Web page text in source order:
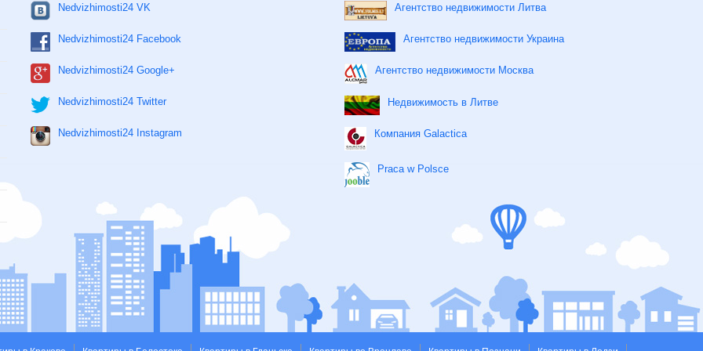
Nedvizhimosti24 VK
Nedvizhimosti24 Facebook
Nedvizhimosti24 Google+
Nedvizhimosti24 Twitter
Nedvizhimosti24 Instagram
Агентство недвижимости Литва
Агентство недвижимости Украина
Агентство недвижимости Москва
Недвижимость в Литве
Компания Galactica
Praca w Polsce